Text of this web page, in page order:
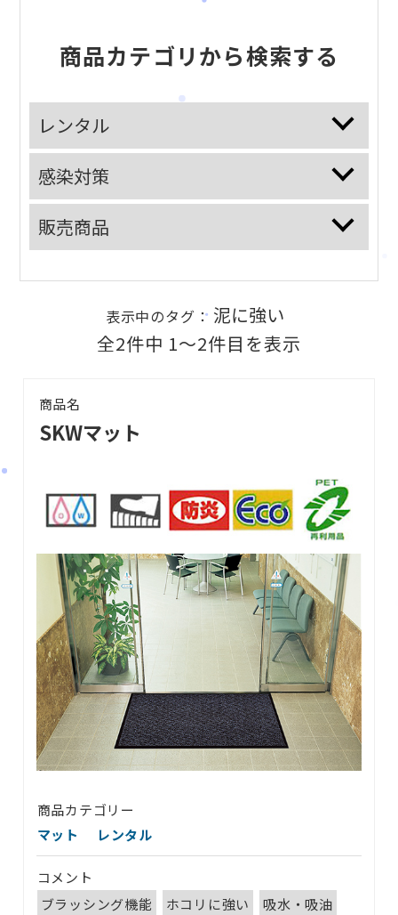
会社案内
商品カテゴリから検索する
レンタル
感染対策
販売商品
表示中のタグ： 泥に強い
全2件中 1〜2件目を表示
商品名
SKWマット
商品カテゴリー
マット
レンタル
コメント
ブラッシング機能
ホコリに強い
吸水・吸油